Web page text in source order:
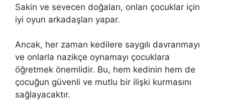
Sakin ve sevecen doğaları, onları çocuklar için
iyi oyun arkadaşları yapar.
Ancak, her zaman kedilere saygılı davranmayı
ve onlarla nazikçe oynamayı çocuklara
öğretmek önemlidir. Bu, hem kedinin hem de
çocuğun güvenli ve mutlu bir ilişki kurmasını
sağlayacaktır.